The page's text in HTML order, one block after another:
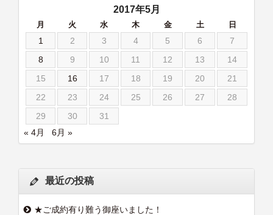
2017年5月
月 火 水 木 金 土 日
1 2 3 4 5 6
7
8
9 10 11 12 13
14
15
16 17 18 19 20
21
22
23 24 25 26 27
28
29
30
31
« 4月
6月 »
最近の投稿
★ご成約有り難う御座いました！